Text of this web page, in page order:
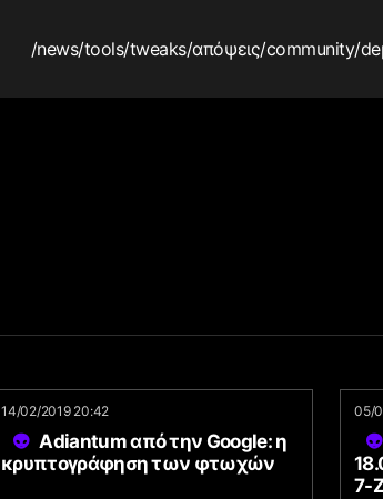
/news/tools/tweaks/απόψεις/community/
14/02/2019 20:42
Adiantum από την Google: η
κρυπτογράφηση των φτωχών
05/
7-